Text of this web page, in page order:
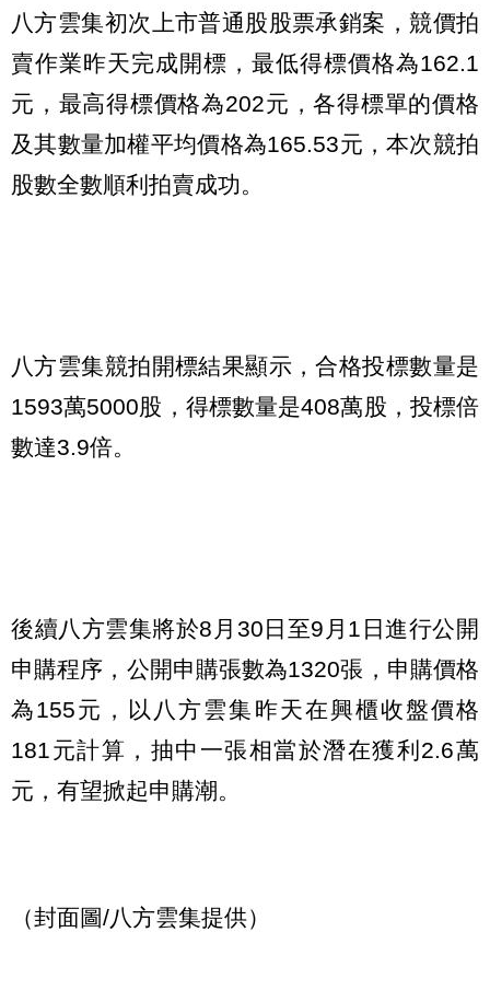
八方雲集初次上市普通股股票承銷案，競價拍
賣作業昨天完成開標，最低得標價格為162.1
元，最高得標價格為202元，各得標單的價格
及其數量加權平均價格為165.53元，本次競拍
股數全數順利拍賣成功。
八方雲集競拍開標結果顯示，合格投標數量是
1593萬5000股，得標數量是408萬股，投標倍
數達3.9倍。
後續八方雲集將於8月30日至9月1日進行公開
申購程序，公開申購張數為1320張，申購價格
為155元，以八方雲集昨天在興櫃收盤價格
181元計算，抽中一張相當於潛在獲利2.6萬
元，有望掀起申購潮。
（封面圖/八方雲集提供）